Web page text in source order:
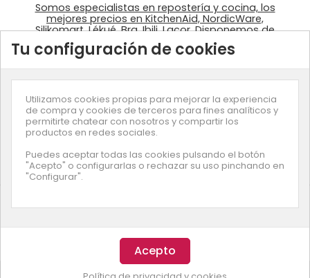
Somos especialistas en repostería y cocina, los
mejores precios en KitchenAid, NordicWare,
Silikomart, Lékué, Bra, Ibili, Lacor. Disponemos de
ingredientes: colorantes Wilton, fondant
azucrén, pastas de Sosa, …
Suscríbete a nuestra newsletter
© CopyrightEnjuliana- Desarrollado porSmartz
Tu configuración de cookies
Utilizamos cookies propias para mejorar la experiencia
de compra y cookies de terceros para fines analíticos y
permitirte chatear con nosotros y compartir los
productos en redes sociales.
Puedes aceptar todas las cookies pulsando el botón
"Acepto" o configurarlas o rechazar su uso pinchando en
"Configurar".